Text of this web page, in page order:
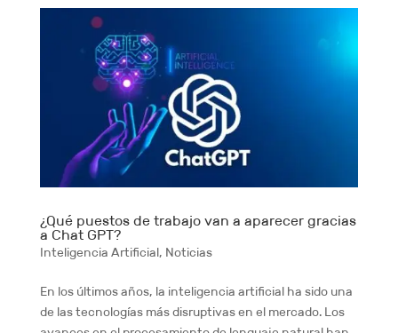
¿Qué puestos de trabajo van a aparecer gracias
a Chat GPT?
Inteligencia Artificial, Noticias
En los últimos años, la inteligencia artificial ha sido una
de las tecnologías más disruptivas en el mercado. Los